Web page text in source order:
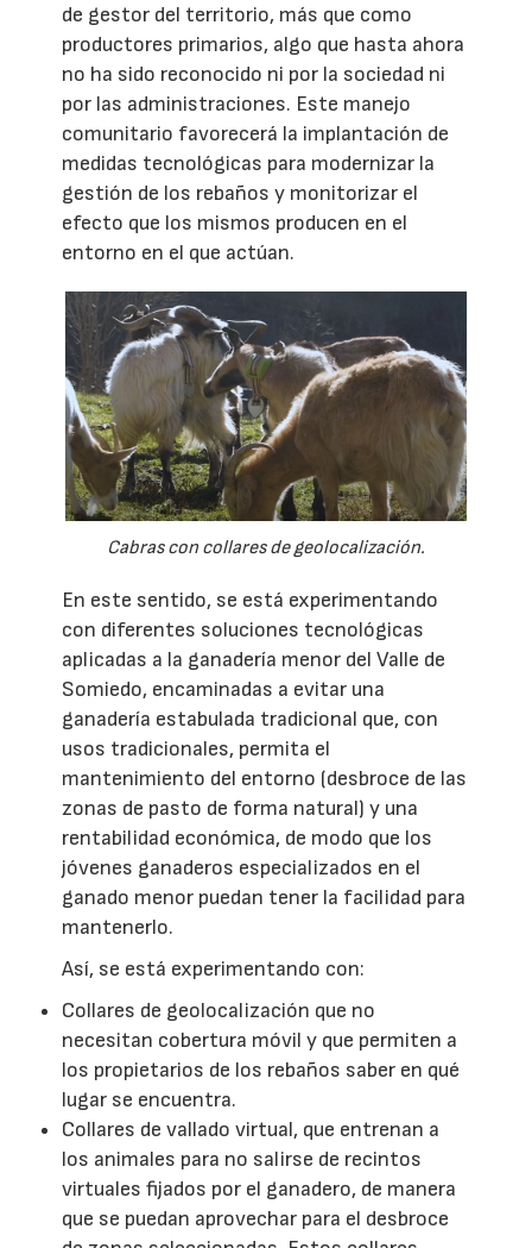
de gestor del territorio, más que como
productores primarios, algo que hasta ahora
no ha sido reconocido ni por la sociedad ni
por las administraciones. Este manejo
comunitario favorecerá la implantación de
medidas tecnológicas para modernizar la
gestión de los rebaños y monitorizar el
efecto que los mismos producen en el
entorno en el que actúan.
Cabras con collares de geolocalización.
En este sentido, se está experimentando
con diferentes soluciones tecnológicas
aplicadas a la ganadería menor del Valle de
Somiedo, encaminadas a evitar una
ganadería estabulada tradicional que, con
usos tradicionales, permita el
mantenimiento del entorno (desbroce de las
zonas de pasto de forma natural) y una
rentabilidad económica, de modo que los
jóvenes ganaderos especializados en el
ganado menor puedan tener la facilidad para
mantenerlo.
Así, se está experimentando con:
Collares de geolocalización que no
necesitan cobertura móvil y que permiten a
los propietarios de los rebaños saber en qué
lugar se encuentra.
Collares de vallado virtual, que entrenan a
los animales para no salirse de recintos
virtuales fijados por el ganadero, de manera
que se puedan aprovechar para el desbroce